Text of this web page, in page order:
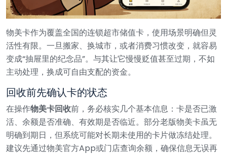
物美卡作为覆盖全国的连锁超市储值卡，使用场景明确但灵
活性有限。一旦搬家、换城市，或者消费习惯改变，就容易
变成“抽屉里的纪念品”。与其让它慢慢贬值甚至过期，不如
主动处理，换成可自由支配的资金。
回收前先确认卡的状态
在操作物美卡回收前，务必核实几个基本信息：卡是否已激
活、余额是否准确、有效期是否临近。部分老版物美卡虽无
明确到期日，但系统可能对长期未使用的卡片做冻结处理。
建议先通过物美官方App或门店查询余额，确保信息无误再